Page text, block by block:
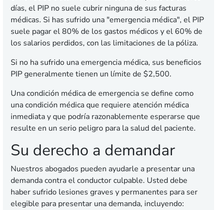
días, el PIP no suele cubrir ninguna de sus facturas
médicas. Si has sufrido una "emergencia médica", el PIP
suele pagar el 80% de los gastos médicos y el 60% de
los salarios perdidos, con las limitaciones de la póliza.
Si no ha sufrido una emergencia médica, sus beneficios
PIP generalmente tienen un límite de $2,500.
Una condición médica de emergencia se define como
una condición médica que requiere atención médica
inmediata y que podría razonablemente esperarse que
resulte en un serio peligro para la salud del paciente.
Su derecho a demandar
Nuestros abogados pueden ayudarle a presentar una
demanda contra el conductor culpable. Usted debe
haber sufrido lesiones graves y permanentes para ser
elegible para presentar una demanda, incluyendo: